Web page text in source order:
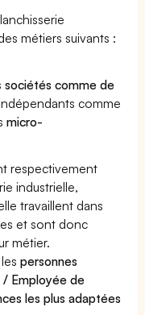
métiers suivants :
sociétés comme de
comme
micro-
respectivement
industrielle,
travaillent dans
et sont donc
métier.
lespersonnes
Employée de
les plus adaptées